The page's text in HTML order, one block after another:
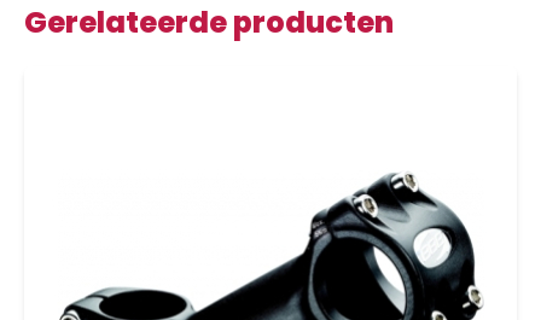
Gerelateerde producten